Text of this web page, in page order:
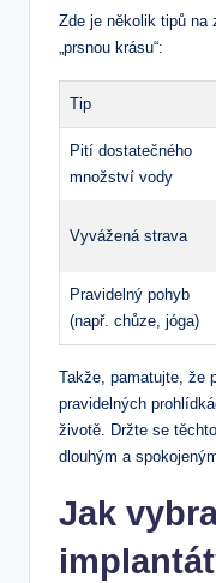
Zde je několik tipů
„prsnou krásu“:
Tip
Pití dostatečného
množství vody
Vyvážená strava
Pravidelný pohyb
(např. chůze, jóga)
Takže, pamatujte, že
pravidelných
životě. Držte se
dlouhým a
Jak